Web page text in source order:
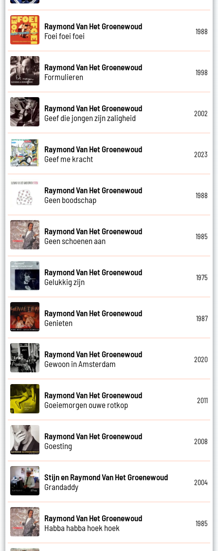
Raymond Van Het Groenewoud
Foei foei foei
1988
Raymond Van Het Groenewoud
Formulieren
1998
Raymond Van Het Groenewoud
Geef die jongen zijn zaligheid
2002
Raymond Van Het Groenewoud
Geef me kracht
2023
Raymond Van Het Groenewoud
Geen boodschap
1988
Raymond Van Het Groenewoud
Geen schoenen aan
1985
Raymond Van Het Groenewoud
Gelukkig zijn
1975
Raymond Van Het Groenewoud
Genieten
1987
Raymond Van Het Groenewoud
Gewoon in Amsterdam
2020
Raymond Van Het Groenewoud
Goeiemorgen ouwe rotkop
2011
Raymond Van Het Groenewoud
Goesting
2008
Stijn en Raymond Van Het Groenewoud
Grandaddy
2004
Raymond Van Het Groenewoud
Habba habba hoek hoek
1985